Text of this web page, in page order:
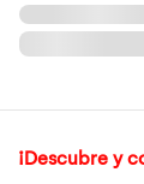
¡Descubre y